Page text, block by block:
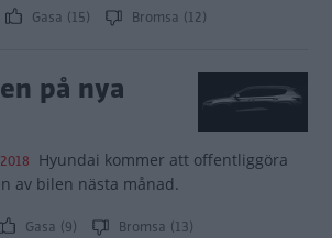
Gasa (15) Bromsa (12)
på nya
Hyundai kommer att offentliggöra
av bilen nästa månad.
Gasa (9) Bromsa (13)